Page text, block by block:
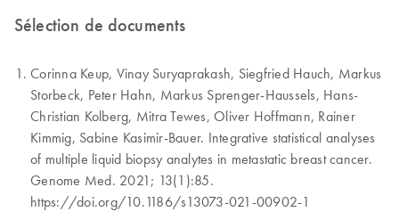
Sélection de documents
Corinna Keup, Vinay Suryaprakash, Siegfried Hauch, Markus
Storbeck, Peter Hahn, Markus Sprenger-Haussels, Hans-
Christian Kolberg, Mitra Tewes, Oliver Hoffmann, Rainer
Kimmig, Sabine Kasimir-Bauer. Integrative statistical analyses
of multiple liquid biopsy analytes in metastatic breast cancer.
Genome Med. 2021; 13(1):85.
https://doi.org/10.1186/s13073-021-00902-1